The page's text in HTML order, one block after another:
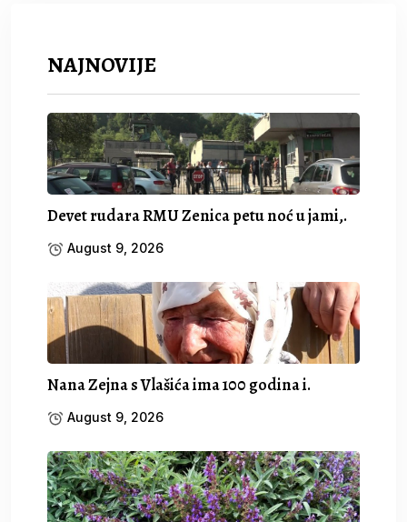
NAJNOVIJE
Devet rudara RMU Zenica petu noć u jami,.
August 9, 2026
Nana Zejna s Vlašića ima 100 godina i.
August 9, 2026